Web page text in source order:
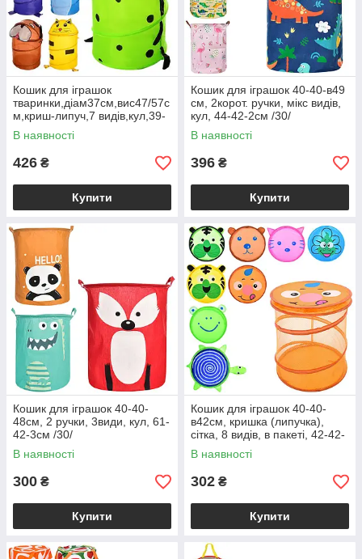
Кошик для іграшок
тваринки,діам37см,вис47/57с
м,криш-липуч,7 видів,кул,39-
39-2см /50/
В наявності
426 ₴
Купити
Кошик для іграшок 40-40-в49
см, 2корот. ручки, мікс видів,
кул, 44-42-2см /30/
В наявності
396 ₴
Купити
Кошик для іграшок 40-40-
48см, 2 ручки, 3види, кул, 61-
42-3см /30/
В наявності
300 ₴
Купити
Кошик для іграшок 40-40-
в42см, кришка (липучка),
сітка, 8 видів, в пакеті, 42-42-
2см /30/
В наявності
302 ₴
Купити